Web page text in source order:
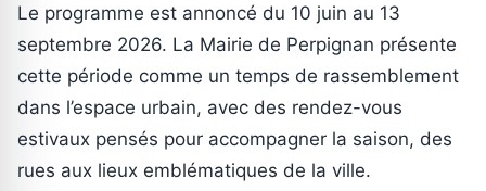
Le programme est annoncé du 10 juin au 13
septembre 2026. La Mairie de Perpignan présente
cette période comme un temps de rassemblement
dans l’espace urbain, avec des rendez-vous
estivaux pensés pour accompagner la saison, des
rues aux lieux emblématiques de la ville.